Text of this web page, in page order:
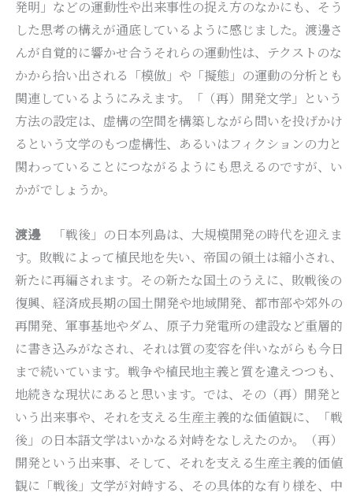
発明」などの運動性や出来事性の捉え方のなかにも、そう
した思考の構えが通底しているように感じました。渡邊さ
んが自覚的に響かせ合うそれらの運動性は、テクストのな
かから拾い出される「模倣」や「擬態」の運動の分析とも
関連しているようにみえます。「（再）開発文学」という
方法の設定は、虚構の空間を構築しながら問いを投げかけ
るという文学のもつ虚構性、あるいはフィクションの力と
関わっていることにつながるようにも思えるのですが、い
かがでしょうか。
渡邊「戦後」の日本列島は、大規模開発の時代を迎えま
す。敗戦によって植民地を失い、帝国の領土は縮小され、
新たに再編されます。その新たな国土のうえに、敗戦後の
復興、経済成長期の国土開発や地域開発、都市部や郊外の
再開発、軍事基地やダム、原子力発電所の建設など重層的
に書き込みがなされ、それは質の変容を伴いながらも今日
まで続いています。戦争や植民地主義と質を違えつつも、
地続きな現状にあると思います。では、その（再）開発と
いう出来事や、それを支える生産主義的な価値観に、「戦
後」の日本語文学はいかなる対峙をなしえたのか。（再）
開発という出来事、そして、それを支える生産主義的価値
観に「戦後」文学が対峙する、その具体的な有り様を、中